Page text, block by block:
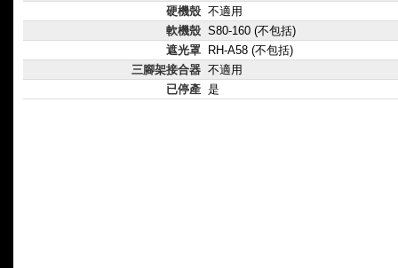
硬機殼 不適用
軟機殼 S80-160 (不包括)
遮光罩
RH-A58 (不包括)
三腳架接合器 不適用
已停產 是